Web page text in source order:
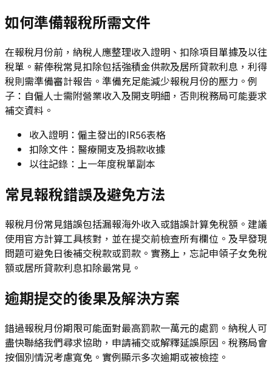
如何準備報稅所需文件
在報稅月份前，納稅人應整理收入證明、扣除項目單據及以往
稅單。薪俸稅常見扣除包括強積金供款及居所貸款利息，利得
稅則需準備審計報告。準備充足能減少報稅月份的壓力。例
子：自僱人士需附營業收入及開支明細，否則稅務局可能要求
補交資料。
收入證明：僱主發出的IR56表格
扣除文件：醫療開支及捐款收據
以往記錄：上一年度稅單副本
常見報稅錯誤及避免方法
報稅月份常見錯誤包括漏報海外收入或錯誤計算免稅額。建議
使用官方計算工具核對，並在提交前檢查所有欄位。及早發現
問題可避免日後補交稅款或罰款。實務上，忘記申領子女免稅
額或居所貸款利息扣除最常見。
逾期提交的後果及解決方案
錯過報稅月份期限可能面對最高罰款一萬元的處罰。納稅人可
盡快聯絡我們尋求協助，申請補交或解釋延誤原因。稅務局會
按個別情況考慮寬免。實例顯示多次逾期或被檢控。